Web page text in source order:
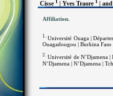
Cisse 1 | Yves Traore 1 |
Affiliation.
1. Université Ouaga |
Ouagadougou | Burkina Faso
2. Université de N’Djamena |
N’Djamena | N’Djamena |